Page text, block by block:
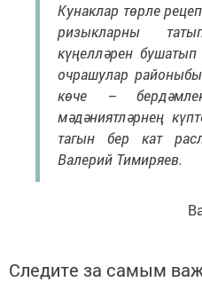
Кунаклар төрле
ризыкларны
күңелләрен
очрашулар
көче –
мәдәниятләрнең
тагын бер кат
Валерий Тимиряев.
Следите за самым